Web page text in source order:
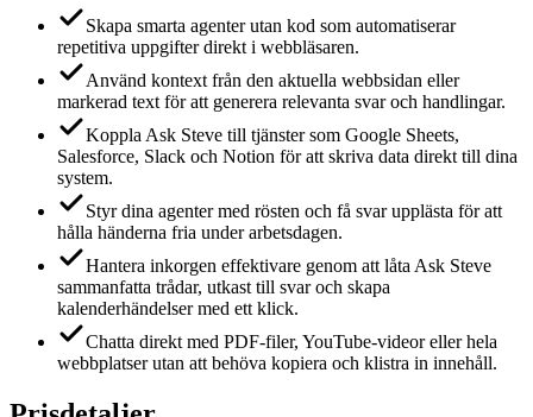
Skapa smarta agenter utan kod som automatiserar
repetitiva uppgifter direkt i webbläsaren.
Använd kontext från den aktuella webbsidan eller
markerad text för att generera relevanta svar och handlingar.
Koppla Ask Steve till tjänster som Google Sheets,
Salesforce, Slack och Notion för att skriva data direkt till dina
system.
Styr dina agenter med rösten och få svar upplästa för att
hålla händerna fria under arbetsdagen.
Hantera inkorgen effektivare genom att låta Ask Steve
sammanfatta trådar, utkast till svar och skapa
kalenderhändelser med ett klick.
Chatta direkt med PDF-filer, YouTube-videor eller hela
webbplatser utan att behöva kopiera och klistra in innehåll.